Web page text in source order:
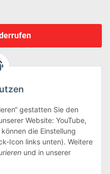
gestatten Sie den
Website: YouTube,
die Einstellung
Icon links unten). Weitere
und in unserer